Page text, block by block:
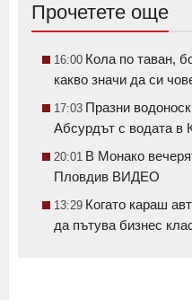
Прочетете още
16:00 Кола по таван,
какво значи да си
17:03 Празни
Абсурдът с водата в
20:01 В Монако
Пловдив ВИДЕО
13:29 Когато караш
да пътува бизнес